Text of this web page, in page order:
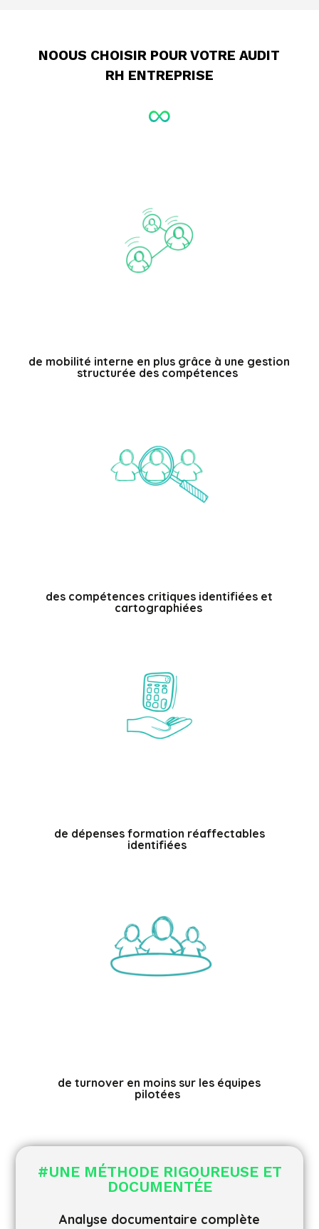
NOOUS CHOISIR POUR VOTRE AUDIT
RH ENTREPRISE
de mobilité interne en plus grâce à une gestion
structurée des compétences
des compétences critiques identifiées et
cartographiées
de dépenses formation réaffectables
identifiées
de turnover en moins sur les équipes
pilotées
#UNE MÉTHODE RIGOUREUSE ET
DOCUMENTÉE
Analyse documentaire complète